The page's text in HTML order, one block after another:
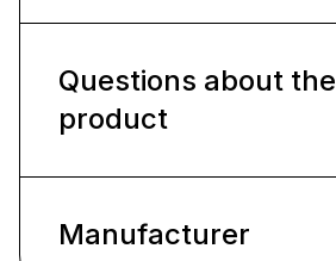
Questions about the
product
Manufacturer